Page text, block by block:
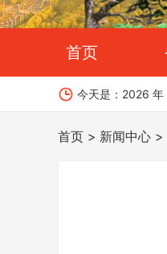
首页
今天是： 2026 年
首页 新闻中心